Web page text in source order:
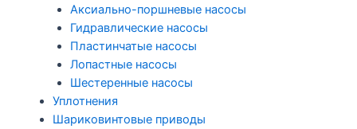
Аксиально-поршневые насосы
Гидравлические насосы
Пластинчатые насосы
Лопастные насосы
Шестеренные насосы
Уплотнения
Шариковинтовые приводы